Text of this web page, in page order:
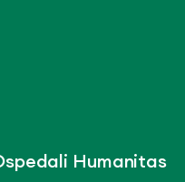
Humanitas